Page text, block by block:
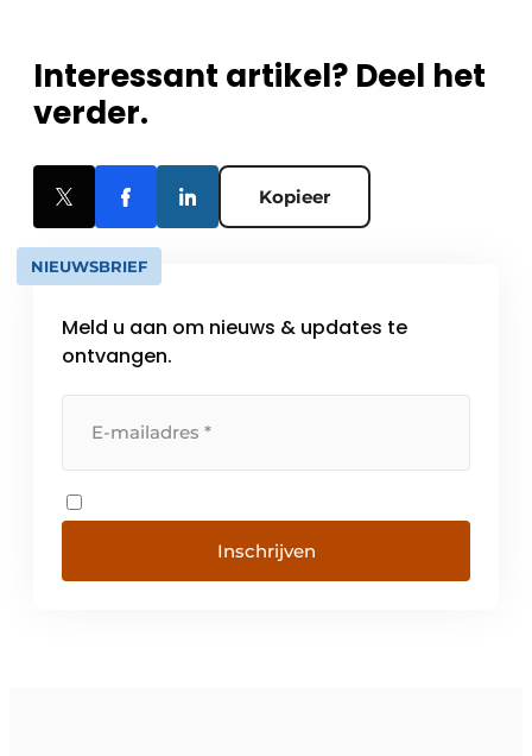
Interessant artikel? Deel het
verder.
Kopieer
NIEUWSBRIEF
Meld u aan om nieuws & updates te
ontvangen.
Inschrijven